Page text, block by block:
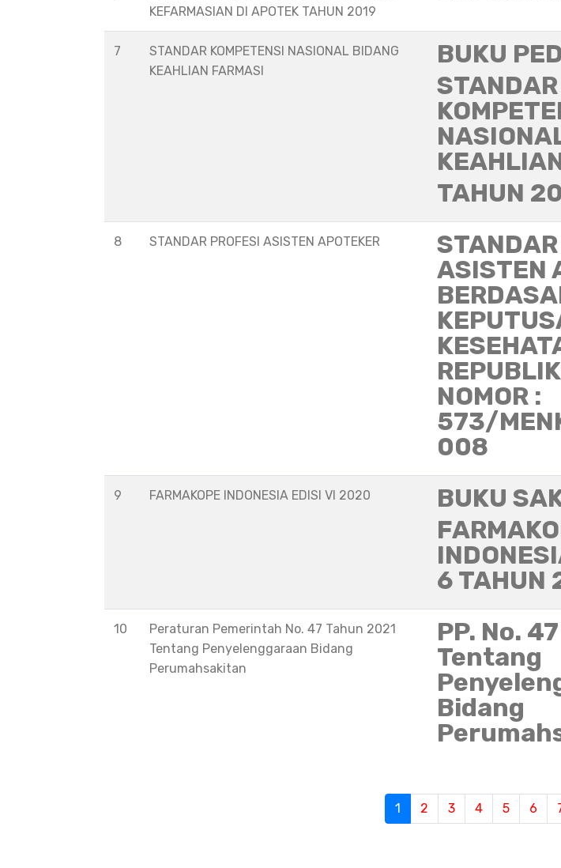
KEFARMASIAN DI APOTEK TAHUN 2019
7
STANDAR KOMPETENSI NASIONAL BIDANG
KEAHLIAN FARMASI
BUKU
STANDAR
TAHUN
8 STANDAR PROFESI ASISTEN APOTEKER
ASISTEN
NOMOR :
573/
008
9 FARMAKOPE INDONESIA EDISI VI 2020
BUKU
6 TAHUN
10
Peraturan Pemerintah No. 47 Tahun 2021
Tentang Penyelenggaraan Bidang
Perumahsakitan
PP. No.
Tentang
Bidang
1 (current)
2 3 4 5 6
S